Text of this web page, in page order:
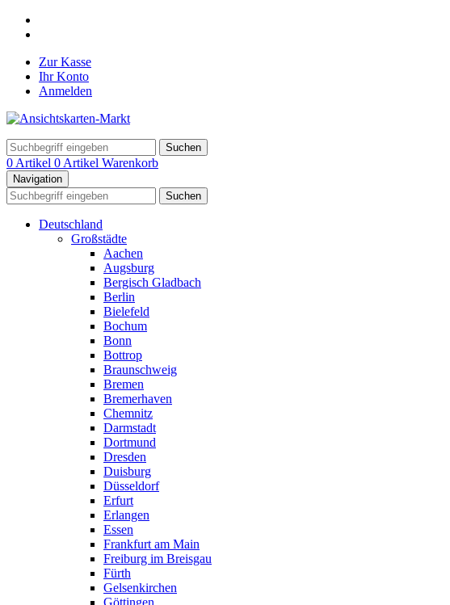
Zur Kasse
Ihr Konto
Anmelden
Suchen
0 Artikel 0 Artikel Warenkorb
Navigation
Suchen
Deutschland
Großstädte
Aachen
Augsburg
Bergisch Gladbach
Berlin
Bielefeld
Bochum
Bonn
Bottrop
Braunschweig
Bremen
Bremerhaven
Chemnitz
Darmstadt
Dortmund
Dresden
Duisburg
Düsseldorf
Erfurt
Erlangen
Essen
Frankfurt am Main
Freiburg im Breisgau
Fürth
Gelsenkirchen
Göttingen